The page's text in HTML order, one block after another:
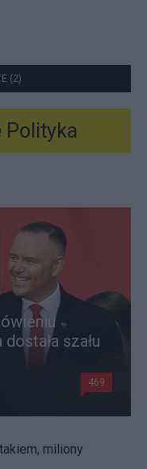
(2)
Polityka
szału
469
miliony